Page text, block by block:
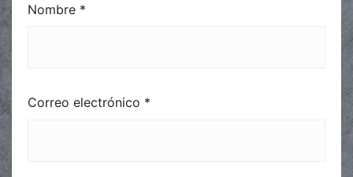
Nombre *
Correo electrónico *